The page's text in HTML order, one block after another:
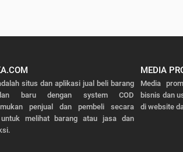
situs dan aplikasi jual beli barang
baru dengan system COD
penjual dan pembeli secara
untuk melihat barang atau jasa dan
MEDIA
Media
bisnis dan
di website